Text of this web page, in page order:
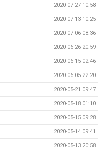
2020-07-27 10:58
2020-07-13 10:25
2020-07-06 08:36
2020-06-26 20:59
2020-06-15 02:46
2020-06-05 22:20
2020-05-21 09:47
2020-05-18 01:10
2020-05-15 09:28
2020-05-14 09:41
2020-05-13 20:58